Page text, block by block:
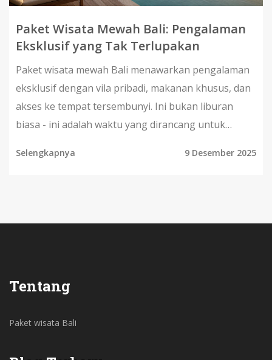
Paket Wisata Mewah Bali: Pengalaman
Eksklusif yang Tak Terlupakan
Paket wisata mewah Bali menawarkan pengalaman
eksklusif dengan vila pribadi, makanan khusus, dan
akses ke tempat tersembunyi. Ini bukan liburan
biasa - ini adalah waktu yang dirancang untuk
Selengkapnya 9 Desember 2025
Tentang
Paket wisata Bali